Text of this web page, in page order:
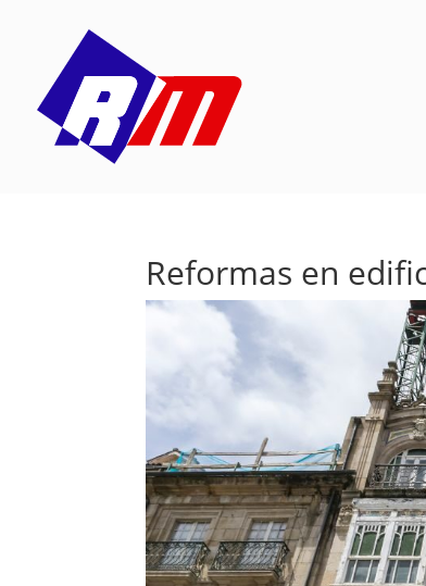
Reformas en